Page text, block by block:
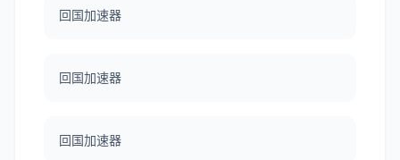
回国加速器
回国加速器
回国加速器